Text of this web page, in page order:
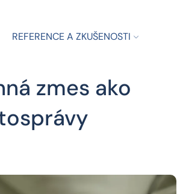
REFERENCE A ZKUŠENOSTI
zmes ako